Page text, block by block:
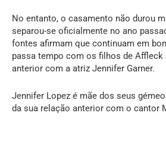
No entanto, o casamento não durou
separou-se oficialmente no ano
fontes afirmam que continuam em
passa tempo com os filhos de Affleck
anterior com a atriz Jennifer Garner.
Jennifer Lopez é mãe dos seus
da sua relação anterior com o cantor